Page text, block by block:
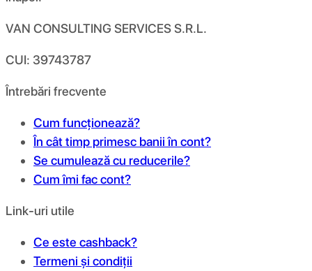
VAN CONSULTING SERVICES S.R.L.
CUI: 39743787
Întrebări frecvente
Cum funcționează?
În cât timp primesc banii în cont?
Se cumulează cu reducerile?
Cum îmi fac cont?
Link-uri utile
Ce este cashback?
Termeni și condiții